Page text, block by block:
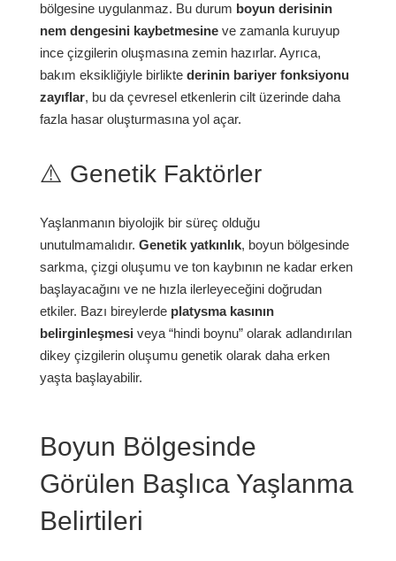
bölgesine uygulanmaz. Bu durum boyun derisinin
nem dengesini kaybetmesine ve zamanla kuruyup
ince çizgilerin oluşmasına zemin hazırlar. Ayrıca,
bakım eksikliğiyle birlikte derinin bariyer fonksiyonu
zayıflar, bu da çevresel etkenlerin cilt üzerinde daha
fazla hasar oluşturmasına yol açar.
⚠️ Genetik Faktörler
Yaşlanmanın biyolojik bir süreç olduğu
unutulmamalıdır. Genetik yatkınlık, boyun bölgesinde
sarkma, çizgi oluşumu ve ton kaybının ne kadar erken
başlayacağını ve ne hızla ilerleyeceğini doğrudan
etkiler. Bazı bireylerde platysma kasının
belirginleşmesi veya “hindi boynu” olarak adlandırılan
dikey çizgilerin oluşumu genetik olarak daha erken
yaşta başlayabilir.
Boyun Bölgesinde
Görülen Başlıca Yaşlanma
Belirtileri